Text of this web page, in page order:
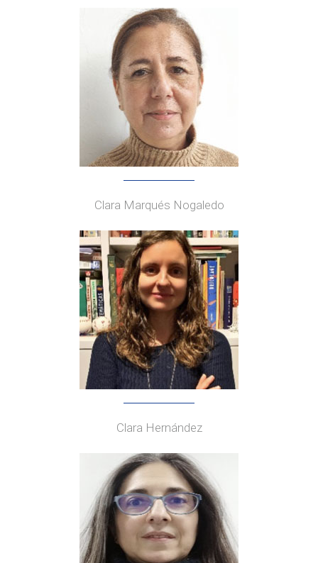
Clara Marqués Nogaledo
Clara Hernández